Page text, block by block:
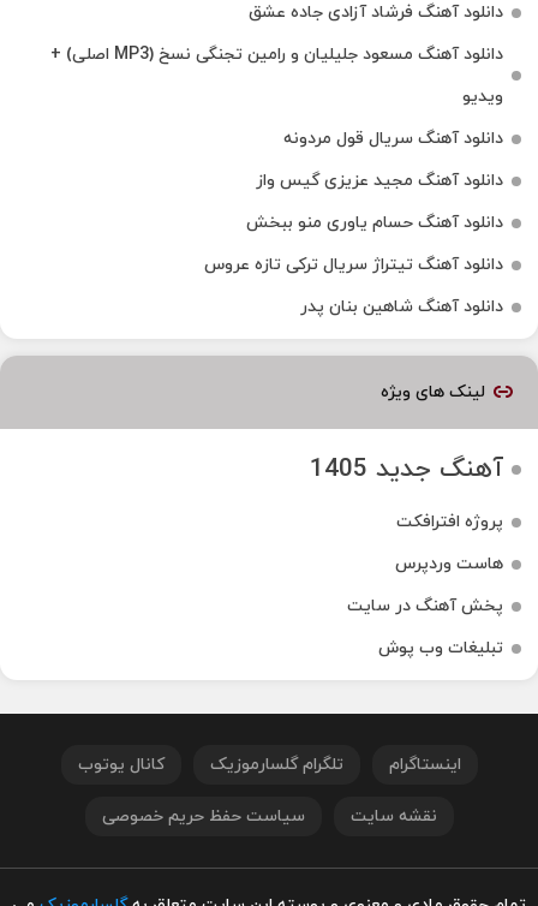
دانلود آهنگ فرشاد آزادی جاده عشق
دانلود آهنگ مسعود جلیلیان و رامین تجنگی نسخ (MP3 اصلی) +
ویدیو
دانلود آهنگ سریال قول مردونه
دانلود آهنگ مجید عزیزی گیس واز
دانلود آهنگ حسام یاوری منو ببخش
دانلود آهنگ تیتراژ سریال ترکی تازه عروس
دانلود آهنگ شاهین بنان پدر
لینک های ویژه
آهنگ جدید 1405
پروژه افترافکت
هاست وردپرس
پخش آهنگ در سایت
تبلیغات وب پوش
اینستاگرام تلگرام گلسارموزیک کانال یوتوب
نقشه سایت سیاست حفظ حریم خصوصی